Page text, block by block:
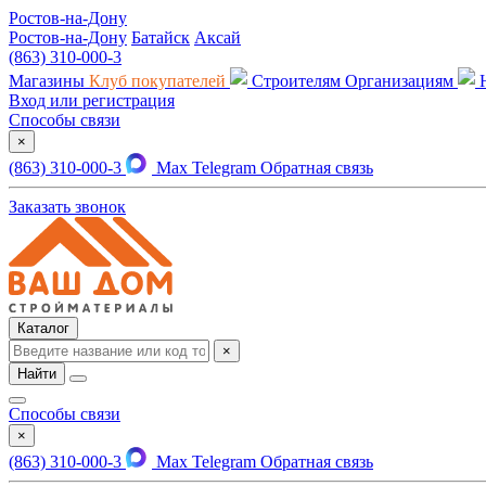
Ростов-на-Дону
Ростов-на-Дону Батайск Аксай
(863) 310-000-3
Магазины Клуб покупателей Строителям Организациям
Вход или регистрация
Способы связи
×
(863) 310-000-3 Max Telegram Обратная связь
Заказать звонок
Каталог
×
Найти
Способы связи
×
(863) 310-000-3 Max Telegram Обратная связь